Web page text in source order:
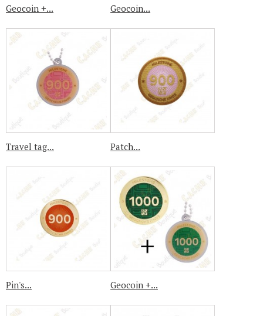
Geocoin +... Geocoin...
Travel tag... Patch...
Pin's... Geocoin +...